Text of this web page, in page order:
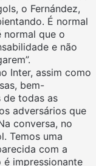
o Fernández,
É normal
normal que o
e não
Inter, assim como
bem-
de todas as
adversários que
conversa, no
Temos uma
com a
é impressionante